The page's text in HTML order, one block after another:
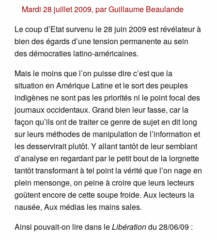
Mardi 28 juillet 2009, parGuillaume Beaulande
Le coup d’Etat survenu le 28 juin 2009 est révélateur à
bien des égards d’une tension permanente au sein
des démocraties latino-américaines.
Mais le moins que l’on puisse dire c’est que la
situation en Amérique Latine et le sort des peuples
indigènes ne sont pas les priorités ni le point focal des
journaux occidentaux. Grand bien leur fasse, car la
façon qu’ils ont de traiter ce genre de sujet en dit long
sur leurs méthodes de manipulation de l’information et
les desservirait plutôt. Y allant tantôt de leur semblant
d’analyse en regardant par le petit bout de la lorgnette
tantôt transformant à tel point la vérité que l’on nage en
plein mensonge, on peine à croire que leurs lecteurs
goûtent encore de cette soupe froide. Aux lecteurs la
nausée, Aux médias les mains sales.
Ainsi pouvait-on lire dans leLibérationdu 28/06/09 :